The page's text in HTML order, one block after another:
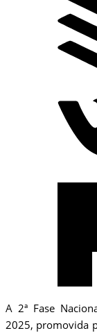
A 2ª Fase
2025, promovida